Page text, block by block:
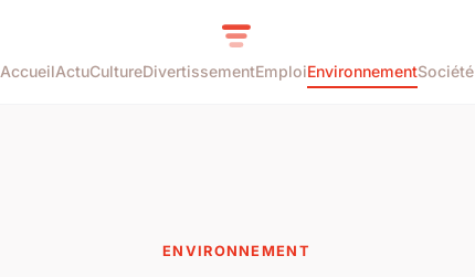
AccueilActuCultureDivertissementEmploiEnvironnementSociété
ENVIRONNEMENT